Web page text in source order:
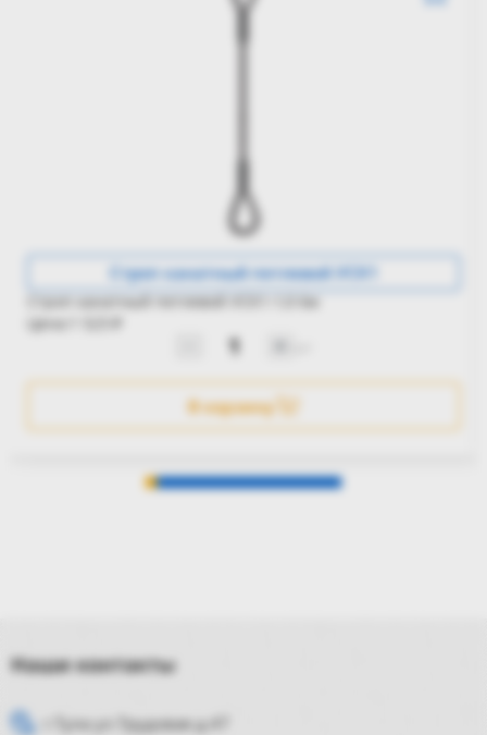
Строп канатный петлевой УСК1
Строп канатный петлевой УСК1-1,0 6м
Цена:
В корзину
Наши контакты
г.Тула ул.Трудовая д.47